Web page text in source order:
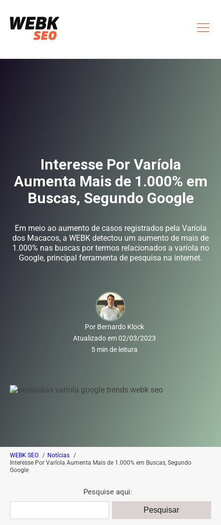
Interesse Por Varíola
Aumenta Mais de 1.000% em
Buscas, Segundo Google
Em meio ao aumento de casos registrados pela Varíola
dos Macacos, a WEBK detectou um aumento de mais de
1.000% nas buscas por termos relacionados a varíola no
Google, principal ferramenta de pesquisa na internet.
Por Bernardo Klock
Atualizado em02/03/2023
5 min de leitura
WEBK SEO
Notícias
Interesse Por Varíola Aumenta Mais de 1.000% em Buscas, Segundo
Google
Pesquise aqui: